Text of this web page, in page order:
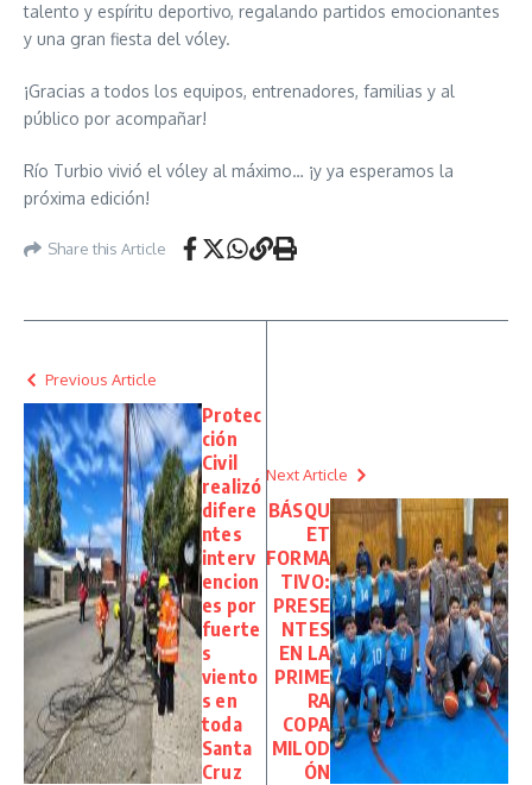
talento y espíritu deportivo, regalando partidos emocionantes
y una gran fiesta del vóley.
¡Gracias a todos los equipos, entrenadores, familias y al
público por acompañar!
Río Turbio vivió el vóley al máximo… ¡y ya esperamos la
próxima edición!
Share this Article
Previous Article
Protec
ción
Civil
realizó
difere
ntes
interv
encion
es por
fuerte
s
viento
s en
toda
Santa
Cruz
Next Article
BÁSQU
ET
FORMA
TIVO:
PRESE
NTES
EN LA
PRIME
RA
COPA
MILOD
ÓN